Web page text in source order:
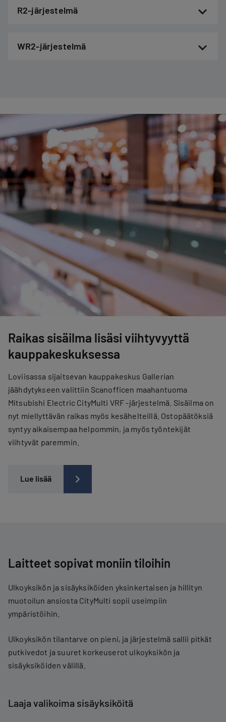
R2-järjestelmä
WR2-järjestelmä
Raikas sisäilma lisäsi viihtyvyyttä
kauppakeskuksessa
Loviisassa sijaitsevan kauppakeskus Gallerian
jäähdytykseen valittiin Scanofficen maahantuoma
Mitsubishi Electric CityMulti VRF -järjestelmä. Sisäilma on
nyt miellyttävän raikas myös kesähelteillä. Ostopäätöksiä
syntyy aikaisempaa helpommin, ja myös työntekijät
viihtyvät paremmin.
Lue lisää
Laitteet sopivat moniin tiloihin
Ulkoyksikön ja sisäyksiköiden yksinkertaisen ja hillityn
muotoilun ansiosta CityMulti sopii useimpiin
ympäristöihin.
Ulkoyksikön tilantarve on pieni, ja järjestelmä sallii pitkät
putkivedot ja suuret korkeuserot ulkoyksikön ja
sisäyksiköiden välillä.
Laaja valikoima sisäyksiköitä